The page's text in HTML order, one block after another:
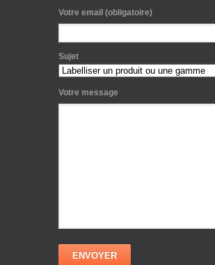
Votre email (obligatoire)
Sujet
Votre message